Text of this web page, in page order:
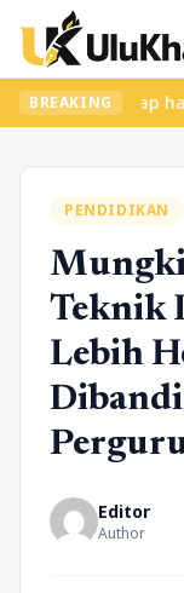
BREAKING
hanya di
PENDIDIKAN
Teknik
Lebih
Editor
Author